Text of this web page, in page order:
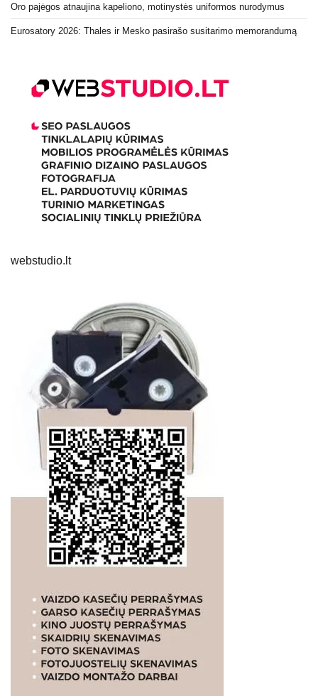
Oro pajėgos atnaujina kapeliono, motinystės uniformos nurodymus
Eurosatory 2026: Thales ir Mesko pasirašo susitarimo memorandumą
webstudio.lt